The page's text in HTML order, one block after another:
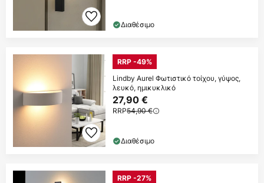
Διαθέσιμο
RRP -49%
Lindby Aurel Φωτιστικό τοίχου, γύψος,
λευκό, ημικυκλικό
27,90 €
RRP54,90 €
Διαθέσιμο
RRP -27%